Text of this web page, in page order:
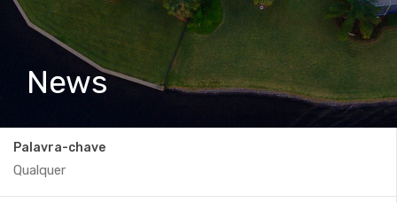
News
Palavra-chave